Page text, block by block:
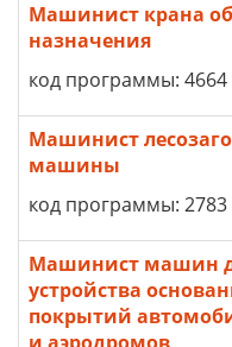
Машинист крана
назначения
код программы: 4664
Машинист
машины
код программы: 2783
Машинист машин
устройства
покрытий